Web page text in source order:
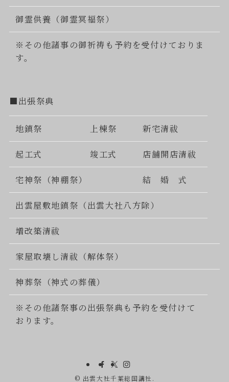
御霊供養（御霊冥福祭）
※その他諸事の御祈祷も予約を受付けておりま
す。
■出張祭典
地鎮祭 上棟祭 新宅清祓
起工式 竣工式 店舗開店清祓
宅神祭（神棚祭） 結 婚 式
出雲屋敷地鎮祭（出雲大社八方除）
増改築清祓
家屋取壊し清祓（解体祭）
神葬祭（神式の葬儀）
※その他諸祭事の出張祭典も予約を受付けて
おります。
© 出雲大社千葉総国講社.